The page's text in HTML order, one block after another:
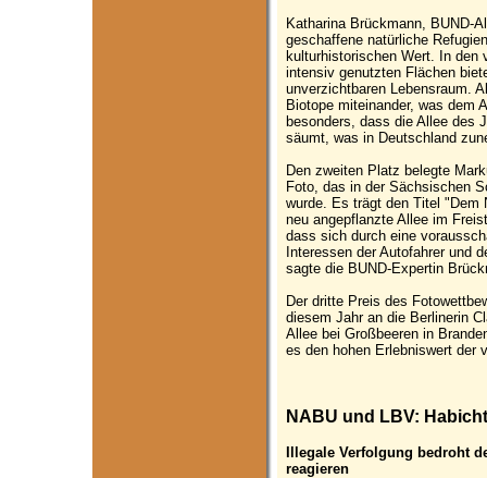
Katharina Brückmann, BUND-
geschaffene natürliche
kulturhistorischen Wert. In den
intensiv genutzten Flächen
unverzichtbaren Lebensraum.
Biotope miteinander, was dem
besonders, dass die Allee des
säumt, was in Deutschland
Den zweiten Platz belegte
Foto, das in der Sächsischen
wurde. Es trägt den Titel "Dem
neu angepflanzte Allee im
dass sich durch eine
Interessen der Autofahrer und
sagte die BUND-Expertin
Der dritte Preis des
diesem Jahr an die Berlinerin
Allee bei Großbeeren in
es den hohen Erlebniswert der
NABU und LBV:
Illegale Verfolgung bedroht
reagieren